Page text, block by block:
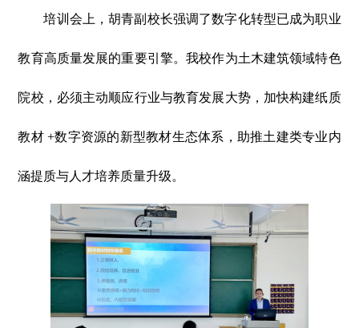
培训会上，胡青副校长强调了数字化转型已成为职业
教育高质量发展的重要引擎。我校作为土木建筑领域特色
院校，必须主动顺应行业与教育发展大势，加快构建纸质
教材 +数字资源的新型教材生态体系，助推土建类专业内
涵提质与人才培养质量升级。